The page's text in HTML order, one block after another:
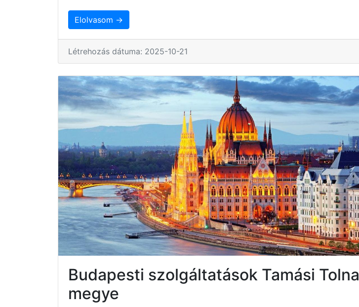
Elolvasom →
Létrehozás dátuma: 2025-10-21
Budapesti szolgáltatások Tamási Tolna
megye